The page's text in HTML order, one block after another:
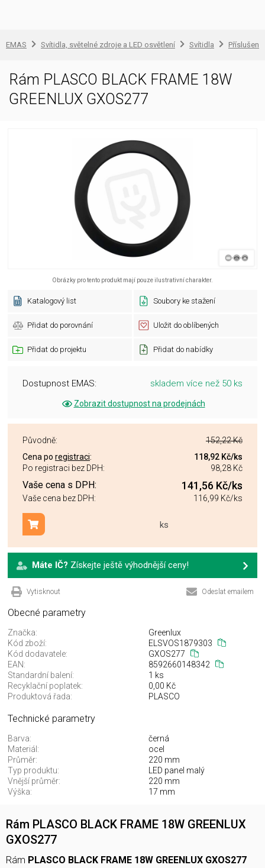
EMAS Svítidla, světelné zdroje a LED osvětlení Svítidla
Rám PLASCO BLACK FRAME 18W
GREENLUX GXOS277
Obrázky pro tento produkt mají pouze ilustrativní charakter.
Katalogový list Soubory ke stažení
Přidat do porovnání Uložit do oblíbených
Přidat do projektu Přidat do nabídky
Dostupnost EMAS: skladem více než 50 ks
Zobrazit dostupnost na prodejnách
Původně:
152,22 Kč
Cena po registraci: 118,92 Kč/ks
Po registraci bez DPH:
98,28 Kč
Vaše cena s DPH: 141,56 Kč/ks
Vaše cena bez DPH: 116,99 Kč/ks
ks
Přidat do košíku
Máte IČ? Získejte ještě výhodnější ceny!
Vytisknout Odeslat emailem
Obecné parametry
Značka:
Greenlux
Kód zboží:
ELSVOS1879303
Kód dodavatele:
GXOS277
EAN:
8592660148342
Standardní balení:
1 ks
Recyklační poplatek:
0,00 Kč
Produktová řada:
PLASCO
Technické parametry
Barva:
černá
Materiál:
ocel
Průměr:
220 mm
Typ produktu:
LED panel malý
Vnější průměr:
220 mm
Výška:
17 mm
Rám PLASCO BLACK FRAME 18W GREENLUX
GXOS277
Rám PLASCO BLACK FRAME 18W GREENLUX GXOS277